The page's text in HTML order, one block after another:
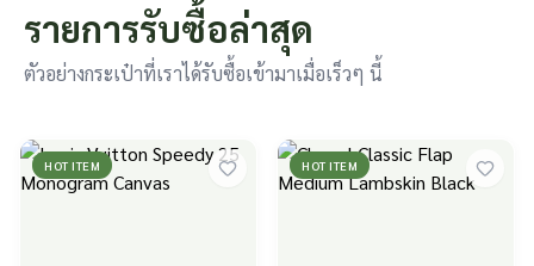
รายการรับซื้อล่าสุด
ตัวอย่างกระเป๋าที่เราได้รับซื้อเข้ามาเมื่อเร็วๆ นี้
HOT ITEM HOT ITEM